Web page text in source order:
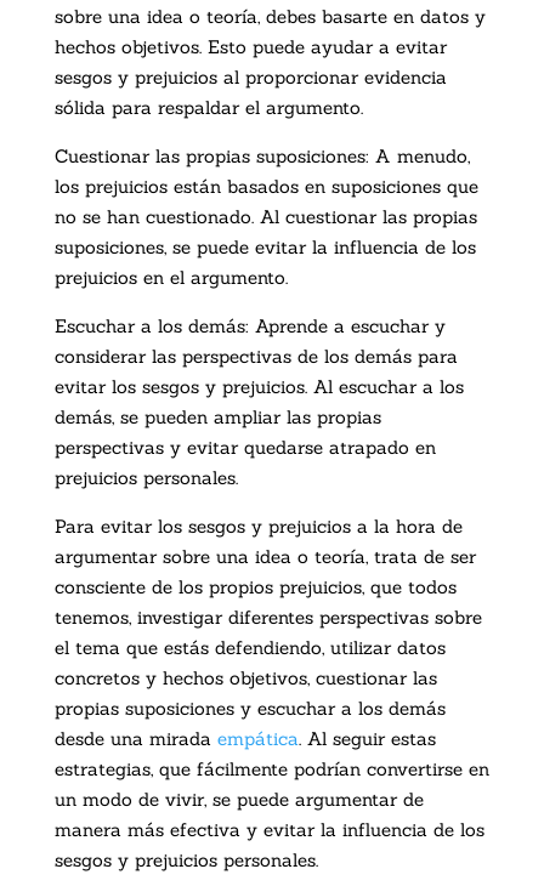
sobre una idea o teoría, debes basarte en datos y
hechos objetivos. Esto puede ayudar a evitar
sesgos y prejuicios al proporcionar evidencia
sólida para respaldar el argumento.
Cuestionar las propias suposiciones: A menudo,
los prejuicios están basados en suposiciones que
no se han cuestionado. Al cuestionar las propias
suposiciones, se puede evitar la influencia de los
prejuicios en el argumento.
Escuchar a los demás: Aprende a escuchar y
considerar las perspectivas de los demás para
evitar los sesgos y prejuicios. Al escuchar a los
demás, se pueden ampliar las propias
perspectivas y evitar quedarse atrapado en
prejuicios personales.
Para evitar los sesgos y prejuicios a la hora de
argumentar sobre una idea o teoría, trata de ser
consciente de los propios prejuicios, que todos
tenemos, investigar diferentes perspectivas sobre
el tema que estás defendiendo, utilizar datos
concretos y hechos objetivos, cuestionar las
propias suposiciones y escuchar a los demás
desde una mirada empática. Al seguir estas
estrategias, que fácilmente podrían convertirse en
un modo de vivir, se puede argumentar de
manera más efectiva y evitar la influencia de los
sesgos y prejuicios personales.